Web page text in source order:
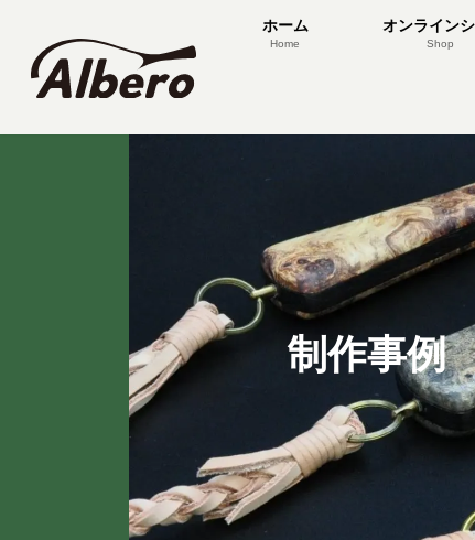
ホーム
Home
オンライン
Shop
制作事例